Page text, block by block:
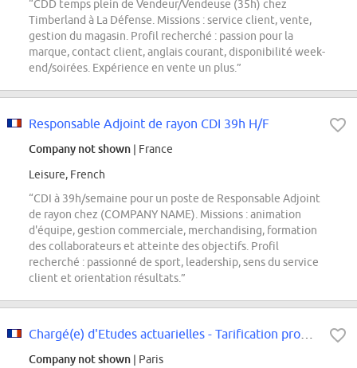
“CDD temps plein de Vendeur/Vendeuse (35h) chez
Timberland à La Défense. Missions : service client, vente,
gestion du magasin. Profil recherché : passion pour la
marque, contact client, anglais courant, disponibilité week-
end/soirées. Expérience en vente un plus.”
Responsable Adjoint de rayon CDI 39h H/F
Company not shown | France
Leisure, French
“CDI à 39h/semaine pour un poste de Responsable Adjoint
de rayon chez (COMPANY NAME). Missions : animation
d'équipe, gestion commerciale, merchandising, formation
des collaborateurs et atteinte des objectifs. Profil
recherché : passionné de sport, leadership, sens du service
client et orientation résultats.”
Company not shown | Paris